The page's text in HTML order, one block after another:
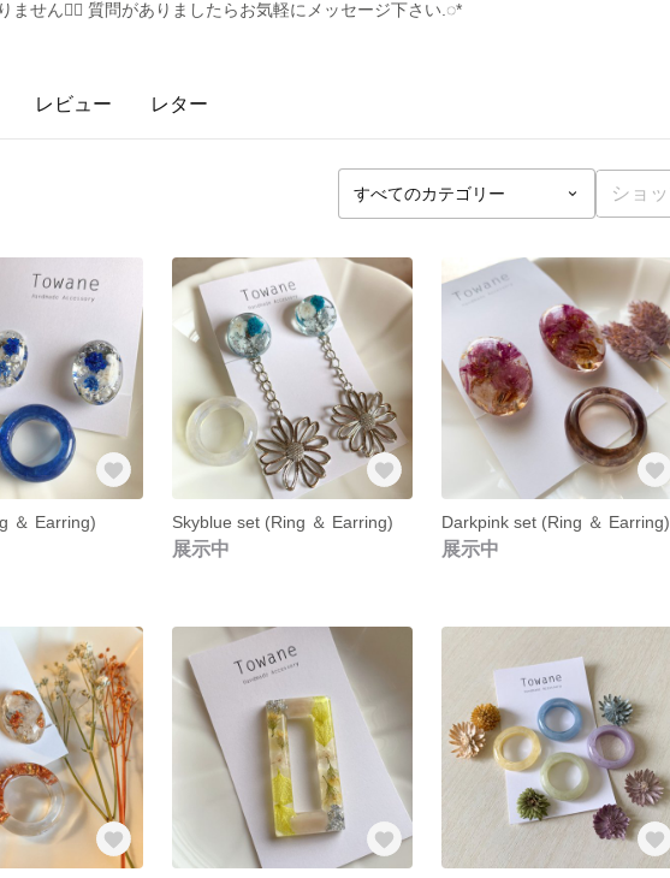
ません🙇‍♀️ 質問がありましたらお気軽にメッセージ下さい.◌*
レビュー レター
＆ Earring) Skyblue set (Ring ＆ Earring)
展示中
Darkpink set (Ring ＆ Earring)
展示中